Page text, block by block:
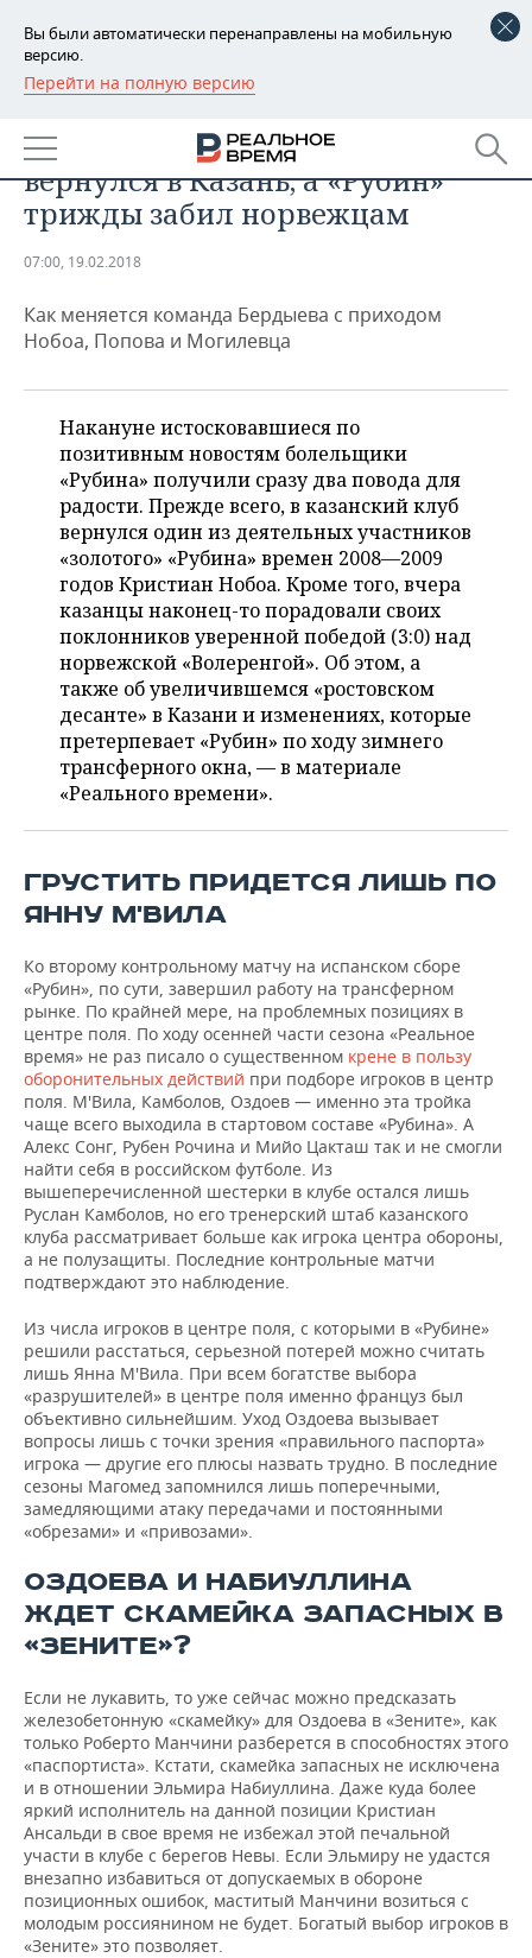
Вы были автоматически перенаправлены на мобильную
версию.
Перейти на полную версию
РЕГИОНЫ
БАШКОРТОСТАН
ТАТАРСТАН
НОВОСТИ
АНАЛИТИКА
ДЕКЛАРАЦИИ О ДОХОДАХ
КОРОЛИ ГОСЗАКАЗА ПФО
КОМУ ПРИНАДЛЕЖАТ
ТОРГОВЫЕ ЦЕНТРЫ
ТАТАРСТАНА
НОВОСТИ ЭКОНОМИКИ
ФИНАНСЫ
БЮДЖЕТ
ИНВЕСТИЦИИ
ПРОМЫШЛЕННОСТЬ
НОВОСТИ
АГРОПРОМ
МАШИНОСТРОЕНИЕ
НЕФТЕХИМИЯ
НЕФТЬ
ОПК
ЭНЕРГЕТИКА
НОВОСТИ АВТО
БИЗНЕС
НОВОСТИ БИЗНЕСА
РОЗНИЧНАЯ ТОРГОВЛЯ
ТРАНСПОРТ
УСЛУГИ
ТЕХНОЛОГИИ
НОВОСТИ ТЕХНОЛОГИЙ
МЕДИА
ТЕЛЕКОММУНИКАЦИИ
МЕРОПРИЯТИЯ
НОВОСТИ МЕРОПРИЯТИЙ
ВЫЕЗДНАЯ РЕДАКЦИЯ
БИЗНЕС-БРАНЧИ
ONLINE-КОНФЕРЕНЦИИ
СПОРТ
НОВОСТИ СПОРТА
ФУТБОЛ
ХОККЕЙ
ВОЛЕЙБОЛ
КИБЕРСПОРТ
ФИГУРНОЕ КАТАНИЕ
ВОДНЫЕ ВИДЫ СПОРТА
ХОККЕЙ С МЯЧОМ
ОБЩЕСТВО
НОВОСТИ ОБЩЕСТВА
ВЛАСТЬ
ИСТОРИЯ
КУЛЬТУРА
МЕДИЦИНА
ОБРАЗОВАНИЕ
ПРОИСШЕСТВИЯ
ФОТОГАЛЕРЕЯ
СЮЖЕТЫ
СПИСОК ПЕРСОН
СПИСОК КОМПАНИЙ
ПОЛНАЯ ВЕРСИЯ
То пусто, то густо: Нобоа
вернулся в Казань, а «Рубин»
трижды забил норвежцам
07:00, 19.02.2018
Как меняется команда Бердыева с приходом
Нобоа, Попова и Могилевца
Накануне истосковавшиеся по
позитивным новостям болельщики
«Рубина» получили сразу два повода для
радости. Прежде всего, в казанский клуб
вернулся один из деятельных участников
«золотого» «Рубина» времен 2008—2009
годов Кристиан Нобоа. Кроме того, вчера
казанцы наконец-то порадовали своих
поклонников уверенной победой (3:0) над
норвежской «Волеренгой». Об этом, а
также об увеличившемся «ростовском
десанте» в Казани и изменениях, которые
претерпевает «Рубин» по ходу зимнего
трансферного окна, — в материале
«Реального времени».
ГРУСТИТЬ ПРИДЕТСЯ ЛИШЬ ПО
ЯННУ М'ВИЛА
Ко второму контрольному матчу на испанском сборе
«Рубин», по сути, завершил работу на трансферном
рынке. По крайней мере, на проблемных позициях в
центре поля. По ходу осенней части сезона «Реальное
время» не раз писало о существенном крене в пользу
оборонительных действий при подборе игроков в центр
поля. М'Вила, Камболов, Оздоев — именно эта тройка
чаще всего выходила в стартовом составе «Рубина». А
Алекс Сонг, Рубен Рочина и Мийо Цакташ так и не смогли
найти себя в российском футболе. Из
вышеперечисленной шестерки в клубе остался лишь
Руслан Камболов, но его тренерский штаб казанского
клуба рассматривает больше как игрока центра обороны,
а не полузащиты. Последние контрольные матчи
подтверждают это наблюдение.
Из числа игроков в центре поля, с которыми в «Рубине»
решили расстаться, серьезной потерей можно считать
лишь Янна М'Вила. При всем богатстве выбора
«разрушителей» в центре поля именно француз был
объективно сильнейшим. Уход Оздоева вызывает
вопросы лишь с точки зрения «правильного паспорта»
игрока — другие его плюсы назвать трудно. В последние
сезоны Магомед запомнился лишь поперечными,
замедляющими атаку передачами и постоянными
«обрезами» и «привозами».
ОЗДОЕВА И НАБИУЛЛИНА
ЖДЕТ СКАМЕЙКА ЗАПАСНЫХ В
«ЗЕНИТЕ»?
Если не лукавить, то уже сейчас можно предсказать
железобетонную «скамейку» для Оздоева в «Зените», как
только Роберто Манчини разберется в способностях этого
«паспортиста». Кстати, скамейка запасных не исключена
и в отношении Эльмира Набиуллина. Даже куда более
яркий исполнитель на данной позиции Кристиан
Ансальди в свое время не избежал этой печальной
участи в клубе с берегов Невы. Если Эльмиру не удастся
внезапно избавиться от допускаемых в обороне
позиционных ошибок, маститый Манчини возиться с
молодым россиянином не будет. Богатый выбор игроков в
«Зените» это позволяет.